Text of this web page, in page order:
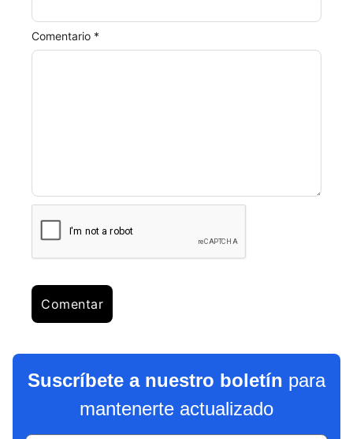
Comentario *
Suscríbete a nuestro boletín para
mantenerte actualizado